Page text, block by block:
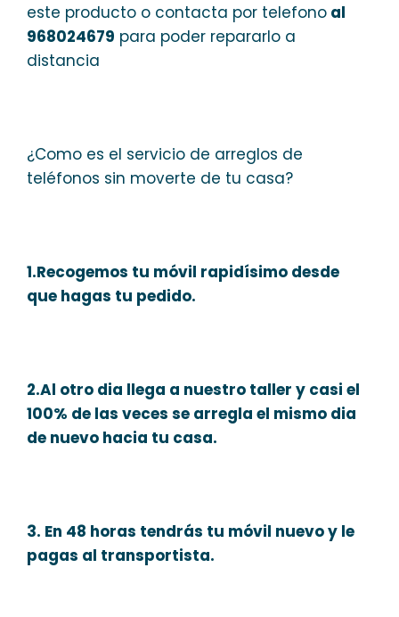
este producto o contacta por telefono al
968024679 para poder repararlo a
distancia
¿Como es el servicio de arreglos de
teléfonos sin moverte de tu casa?
1.Recogemos tu móvil rapidísimo desde
que hagas tu pedido.
2.Al otro dia llega a nuestro taller y casi el
100% de las veces se arregla el mismo dia
de nuevo hacia tu casa.
3. En 48 horas tendrás tu móvil nuevo y le
pagas al transportista.